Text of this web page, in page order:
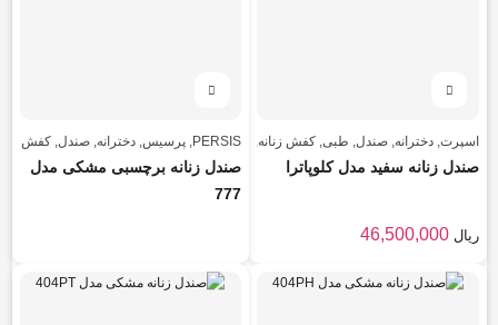
اسپرت,دخترانه,صندل, طبی,کفش زنانه, کفش زنانه
صندل زنانه سفید مدل کلوپاترا
46,500,000 ریال
PERSIS
, پرسیس, دخترانه, صندل, کفش
صندل زنانه برچسبی مشکی مدل
777